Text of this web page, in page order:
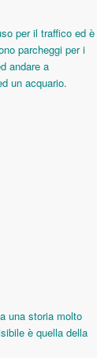
per il traffico ed è
parcheggi per i
andare a
un acquario.
una storia molto
è quella della